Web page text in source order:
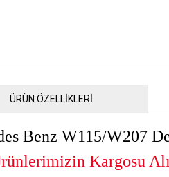
ÜRÜN ÖZELLİKLERİ
Benz W115/W207
Kargosu